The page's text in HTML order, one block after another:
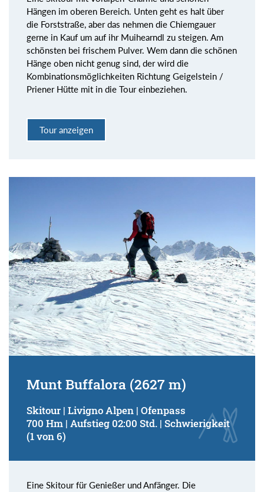
Hängen im oberen Bereich. Unten geht es halt über
die Forststraße, aber das nehmen die Chiemgauer
gerne in Kauf um auf ihr Muihearndl zu steigen. Am
schönsten bei frischem Pulver. Wem dann die schönen
Hänge oben nicht genug sind, der wird die
Kombinationsmöglichkeiten Richtung Geigelstein /
Priener Hütte mit in die Tour einbeziehen.
Tour anzeigen
Munt Buffalora (2627 m)
Skitour | Livigno Alpen | Ofenpass
700 Hm | Aufstieg 02:00 Std. | Schwierigkeit
(1 von 6)
Eine Skitour für Genießer und Anfänger. Die